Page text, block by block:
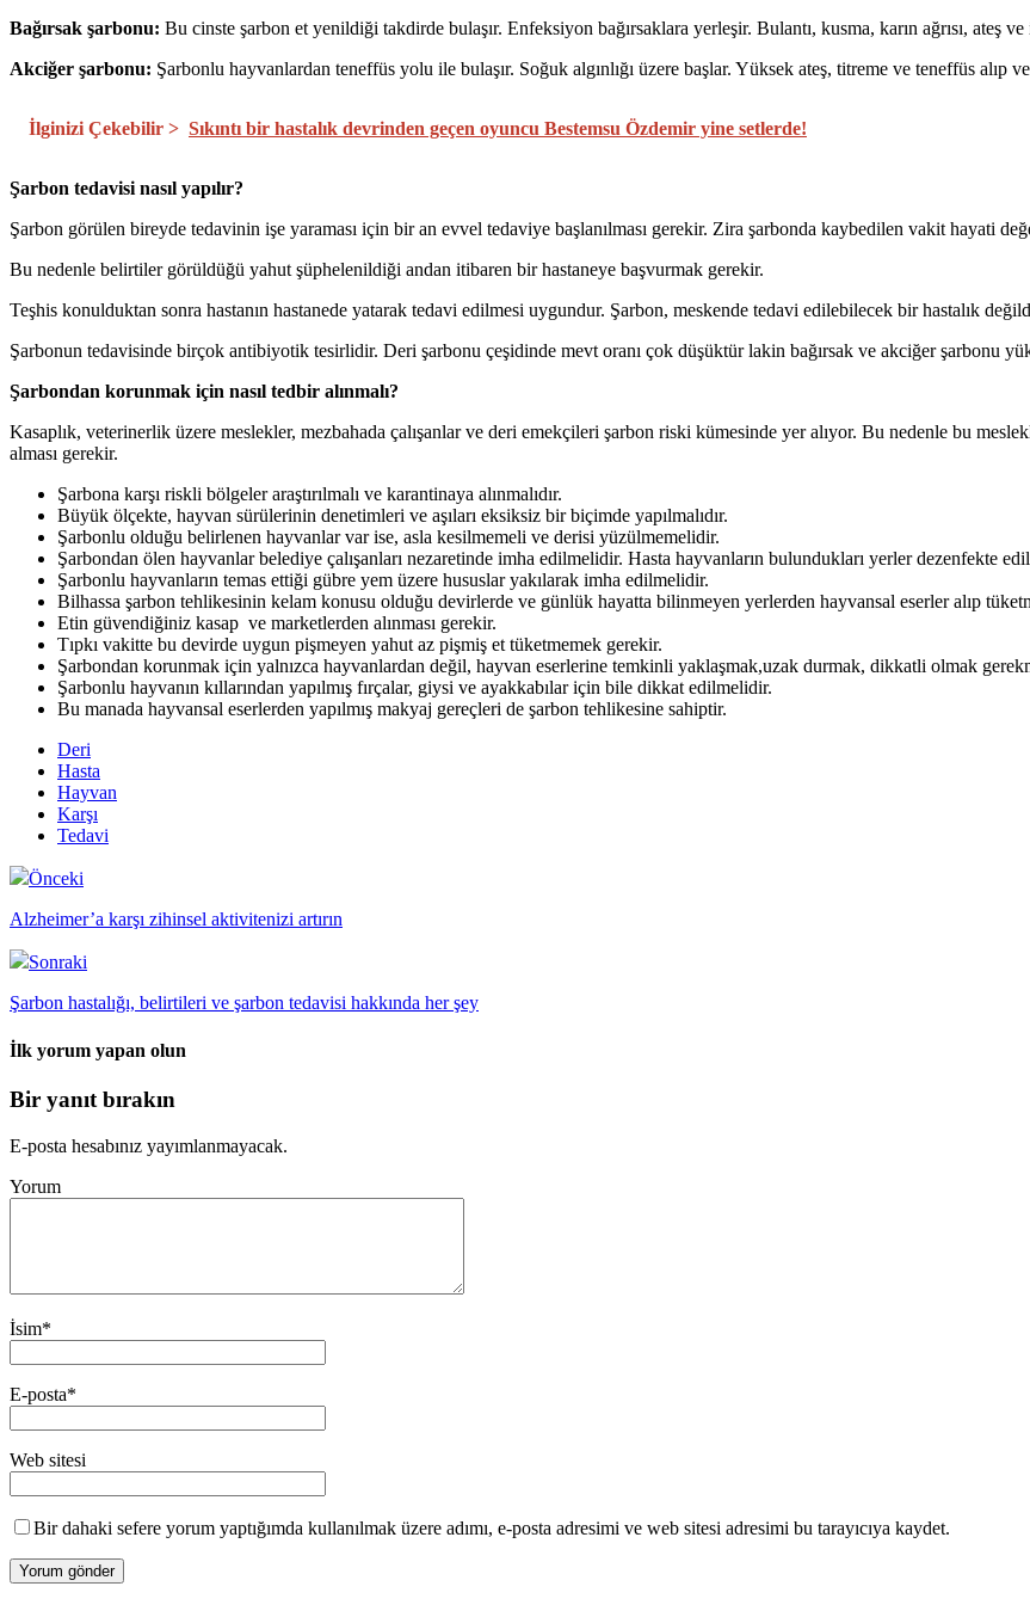
Bağırsak şarbonu: Bu cinste şarbon et yenildiği takdirde bulaşır. Enfeksiyon bağırsaklara yerleşir. Bulantı, kusma, karın ağrısı, ateş
Akciğer şarbonu: Şarbonlu hayvanlardan teneffüs yolu ile bulaşır. Soğuk algınlığı üzere başlar. Yüksek ateş, titreme ve teneffüs alıp
İlginizi Çekebilir > Sıkıntı bir hastalık devrinden geçen oyuncu Bestemsu Özdemir yine setlerde!
Şarbon tedavisi nasıl yapılır?
Şarbon görülen bireyde tedavinin işe yaraması için bir an evvel tedaviye başlanılması gerekir. Zira şarbonda kaybedilen vakit hayati
Bu nedenle belirtiler görüldüğü yahut şüphelenildiği andan itibaren bir hastaneye başvurmak gerekir.
Teşhis konulduktan sonra hastanın hastanede yatarak tedavi edilmesi uygundur. Şarbon, meskende tedavi edilebilecek bir hastalık
Şarbonun tedavisinde birçok antibiyotik tesirlidir. Deri şarbonu çeşidinde mevt oranı çok düşüktür lakin bağırsak ve akciğer şarbonu
Şarbondan korunmak için nasıl tedbir alınmalı?
Kasaplık, veterinerlik üzere meslekler, mezbahada çalışanlar ve deri emekçileri şarbon riski kümesinde yer alıyor. Bu nedenle bu
alması gerekir.
Şarbona karşı riskli bölgeler araştırılmalı ve karantinaya alınmalıdır.
Büyük ölçekte, hayvan sürülerinin denetimleri ve aşıları eksiksiz bir biçimde yapılmalıdır.
Şarbonlu olduğu belirlenen hayvanlar var ise, asla kesilmemeli ve derisi yüzülmemelidir.
Şarbondan ölen hayvanlar belediye çalışanları nezaretinde imha edilmelidir. Hasta hayvanların bulundukları yerler dezenfekte
Şarbonlu hayvanların temas ettiği gübre yem üzere hususlar yakılarak imha edilmelidir.
Bilhassa şarbon tehlikesinin kelam konusu olduğu devirlerde ve günlük hayatta bilinmeyen yerlerden hayvansal eserler alıp
Etin güvendiğiniz kasap ve marketlerden alınması gerekir.
Tıpkı vakitte bu devirde uygun pişmeyen yahut az pişmiş et tüketmemek gerekir.
Şarbondan korunmak için yalnızca hayvanlardan değil, hayvan eserlerine temkinli yaklaşmak,uzak durmak, dikkatli olmak
Şarbonlu hayvanın kıllarından yapılmış fırçalar, giysi ve ayakkabılar için bile dikkat edilmelidir.
Bu manada hayvansal eserlerden yapılmış makyaj gereçleri de şarbon tehlikesine sahiptir.
Deri
Hasta
Hayvan
Karşı
Tedavi
Önceki
Alzheimer’a karşı zihinsel aktivitenizi artırın
Sonraki
Şarbon hastalığı, belirtileri ve şarbon tedavisi hakkında her şey
İlk yorum yapan olun
Bir yanıt bırakın
E-posta hesabınız yayımlanmayacak.
Yorum
İsim*
E-posta*
Web sitesi
Bir dahaki sefere yorum yaptığımda kullanılmak üzere adımı, e-posta adresimi ve web sitesi adresimi bu tarayıcıya kaydet.